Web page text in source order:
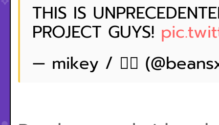
THIS IS
PROJECT GUYS!
— mikey / 🏳️‍🌈